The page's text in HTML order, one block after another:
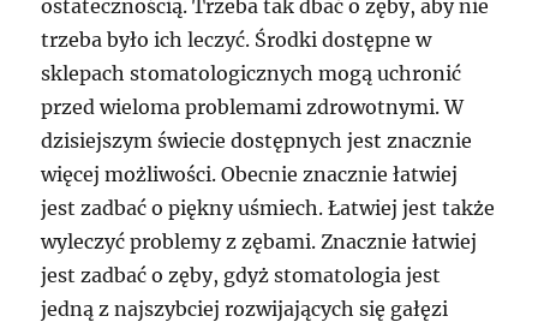
ostatecznością. Trzeba tak dbać o zęby, aby nie
trzeba było ich leczyć. Środki dostępne w
sklepach stomatologicznych mogą uchronić
przed wieloma problemami zdrowotnymi. W
dzisiejszym świecie dostępnych jest znacznie
więcej możliwości. Obecnie znacznie łatwiej
jest zadbać o piękny uśmiech. Łatwiej jest także
wyleczyć problemy z zębami. Znacznie łatwiej
jest zadbać o zęby, gdyż stomatologia jest
jedną z najszybciej rozwijających się gałęzi